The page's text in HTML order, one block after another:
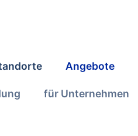
Angebote
für Unternehmen